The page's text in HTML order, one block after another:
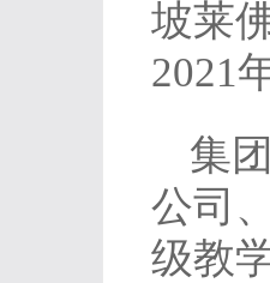
坡莱
2021
集
公司
级教